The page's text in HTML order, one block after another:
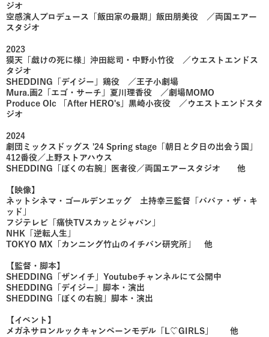
ジオ
空感演人プロデュース「飯田家の最期」飯田朋美役 ／両国エアー
スタジオ
2023
獏天「戯けの死に様」沖田総司・中野小竹役 ／ウエストエンドス
タジオ
SHEDDING「デイジー」鶏役 ／王子小劇場
Mura.画2「エゴ・サーチ」夏川理香役 ／劇場MOMO
Produce Olc 「After HERO's」黒崎小夜役 ／ウエストエンドスタ
ジオ
2024
劇団ミックスドッグス '24 Spring stage「朝日と夕日の出会う国」
412番役／上野ストアハウス
​SHEDDING「ぼくの右腕」医者役／両国エアースタジオ 他
【映像】
ネットシネマ・ゴールデンエッグ 土持幸三監督「ババァ・ザ・キ
ッド」
フジテレビ「痛快TVスカッとジャパン」
NHK「逆転人生」
TOKYO MX「カンニング竹山のイチバン研究所」 他
【監督・脚本】
SHEDDING「ザンイチ」Youtubeチャンネルにて公開中
SHEDDING「デイジー」脚本​・演出
​SHEDDING「ぼくの右腕」脚本・演出
【イベント】
メガネサロンルックキャンペーンモデル「L♡GIRLS」 他